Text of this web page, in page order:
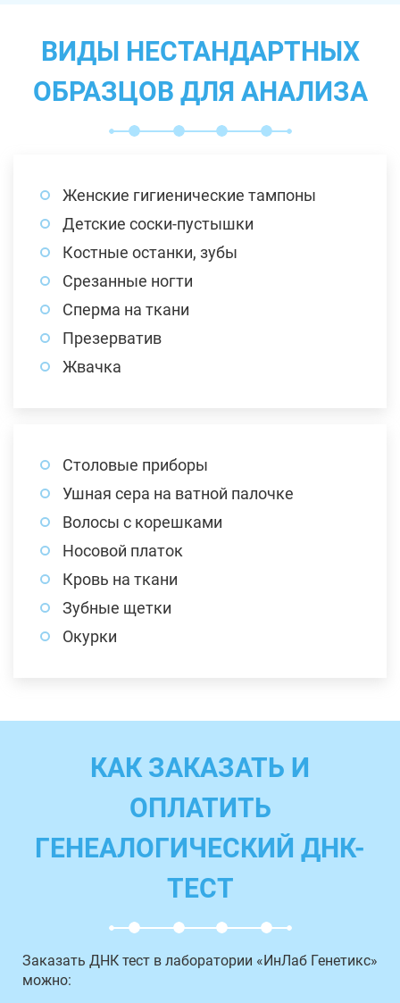
ВИДЫ НЕСТАНДАРТНЫХ
ОБРАЗЦОВ ДЛЯ АНАЛИЗА
Женские гигиенические тампоны
Детские соски-пустышки
Костные останки, зубы
Срезанные ногти
Сперма на ткани
Презерватив
Жвачка
Столовые приборы
Ушная сера на ватной палочке
Волосы с корешками
Носовой платок
Кровь на ткани
Зубные щетки
Окурки
КАК ЗАКАЗАТЬ И
ОПЛАТИТЬ
ГЕНЕАЛОГИЧЕСКИЙ ДНК-
ТЕСТ
Заказать ДНК тест в лаборатории «ИнЛаб Генетикс»
можно: